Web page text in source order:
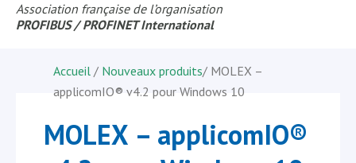
Association française de l’organisation
PROFIBUS / PROFINET International
Accueil / Nouveaux produits/ MOLEX –
applicomIO® v4.2 pour Windows 10
MOLEX – applicomIO®